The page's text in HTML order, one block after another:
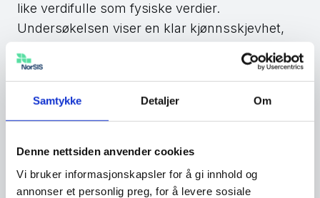
Samtykke Detaljer Om
Denne nettsiden anvender cookies
Vi bruker informasjonskapsler for å gi innhold og
annonser et personlig preg, for å levere sosiale
like verdifulle som fysiske verdier.
Undersøkelsen viser en klar kjønnsskjevhet,
like høyt som fysiske verdier, mot 60 % av